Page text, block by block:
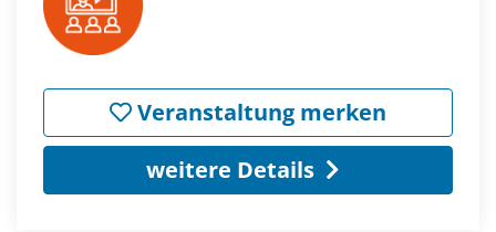
Veranstaltung merken
weitere Details